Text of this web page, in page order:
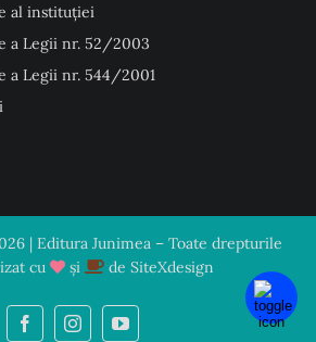
al instituției
a Legii nr. 52/2003
a Legii nr. 544/2001
| Editura Junimea – Toate drepturile
cu
și de SiteXdesign